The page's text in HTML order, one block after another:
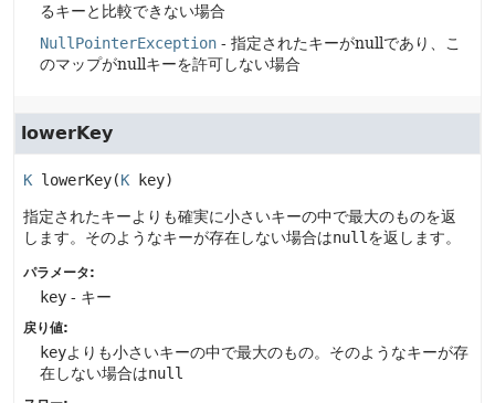
るキーと比較できない場合
NullPointerException - 指定されたキーがnullであり、こ
のマップがnullキーを許可しない場合
lowerKey
K lowerKey(K key)
指定されたキーよりも確実に小さいキーの中で最大のものを返
します。そのようなキーが存在しない場合はnull を返します。
パラメータ:
key - キー
戻り値:
keyよりも小さいキーの中で最大のもの。そのようなキーが存
在しない場合はnull